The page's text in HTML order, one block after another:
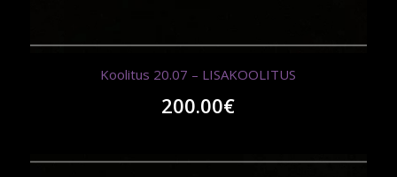
Koolitus 20.07 – LISAKOOLITUS
200.00€